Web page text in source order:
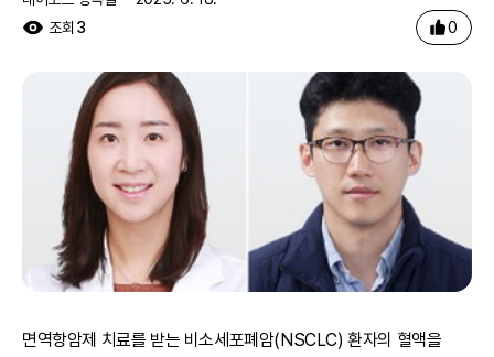
조회 3 0
면역항암제 치료를 받는 비소세포폐암(NSCLC) 환자의 혈액을